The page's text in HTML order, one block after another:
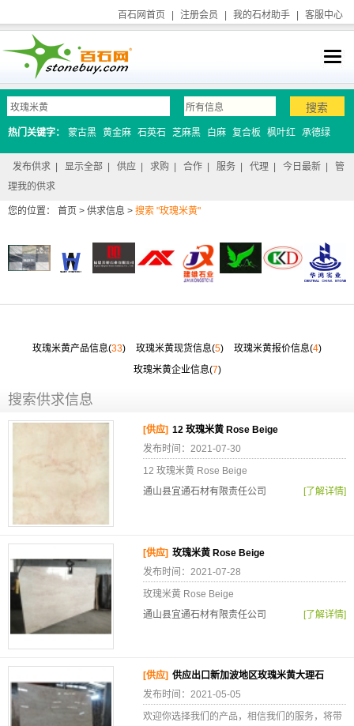
百石网首页 注册会员 我的石材助手 客服中心
热门关键字： 蒙古黑 黄金麻 石英石 芝麻黑 白麻 复合板 枫叶红 承德绿
发布供求 显示全部 供应 求购 合作 服务 代理 今日最新
管
理我的供求
您的位置： 首页 > 供求信息 > 搜索 "玫瑰米黄"
玫瑰米黄产品信息(33) 玫瑰米黄现货信息(5) 玫瑰米黄报价信息(4)
玫瑰米黄企业信息(7)
搜索供求信息
[供应] 12 玫瑰米黄 Rose Beige
发布时间：2021-07-30
12 玫瑰米黄 Rose Beige
通山县宜通石材有限责任公司
[了解详情]
[供应] 玫瑰米黄 Rose Beige
发布时间：2021-07-28
玫瑰米黄 Rose Beige
通山县宜通石材有限责任公司
[了解详情]
[供应] 供应出口新加波地区玫瑰米黄大理石
发布时间：2021-05-05
欢迎你选择我们的产品，相信我们的服务，将带